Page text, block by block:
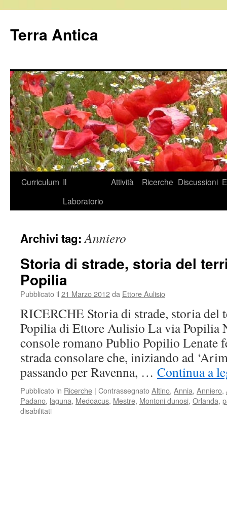
contenuto
Terra Antica
Curriculum Il
Laboratorio
Attività Ricerche Discussioni
Archivi tag:Anniero
Storia di strade, storia del
Popilia
Pubblicato il 21 Marzo 2012da Ettore Aulisio
RICERCHE Storia di strade, storia
Popilia di Ettore Aulisio La via Popilia
console romano Publio Popilio Lenate
strada consolare che, iniziando ad
passando per Ravenna, … Continua a
Pubblicato in Ricerche | ContrassegnatoAltino, Annia, Anniero,
Padano, laguna, Medoacus, Mestre, Montoni dunosi, Orlanda,
disabilitati